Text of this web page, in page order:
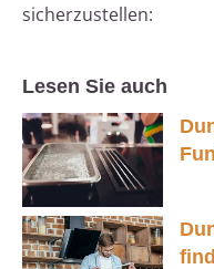
sicherzustellen:
Lesen Sie auch